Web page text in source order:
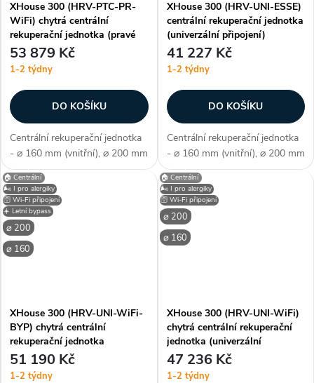
XHouse 300 (HRV-PTC-PR-
WiFi) chytrá centrální
rekuperační jednotka (pravé
připojení)
53 879 Kč
1-2 týdny
DO KOŠÍKU
Centrální rekuperační jednotka
- ⌀ 160 mm (vnitřní), ⌀ 200 mm
(vnější), HRV - protiproudý
tepelný výměník, PTC
předehřev, pravé připojení, WiFi
- chytré bezdrátové ovládání,
35...
XHouse 300 (HRV-UNI-ESSE)
centrální rekuperační jednotka
(univerzální připojení)
41 227 Kč
1-2 týdny
DO KOŠÍKU
Centrální rekuperační jednotka
- ⌀ 160 mm (vnitřní), ⌀ 200 mm
(vnější), HRV - protiproudý
tepelný výměník, připojení
univerzální (nastavitelné),
drátové ovládání panelem, 35...
⌀ 200
⌀ 160
🏠 Centrální
🌬️ I pro alergiky
🛜 Wi-Fi připojení
☀️ Letní bypass
XHouse 300 (HRV-UNI-WiFi-
BYP) chytrá centrální
rekuperační jednotka
(univerzální připojení)
51 190 Kč
1-2 týdny
⌀ 200
⌀ 160
🏠 Centrální
🌬️ I pro alergiky
🛜 Wi-Fi připojení
XHouse 300 (HRV-UNI-WiFi)
chytrá centrální rekuperační
jednotka (univerzální
připojení)
47 236 Kč
1-2 týdny